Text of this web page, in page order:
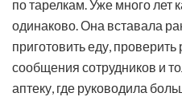
по тарелкам. Уже много лет
одинаково. Она вставала
приготовить еду, проверить
сообщения сотрудников и
аптеку, где руководила